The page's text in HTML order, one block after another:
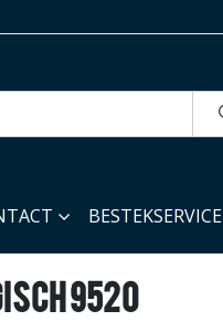
BESTEKSERVICE
9520